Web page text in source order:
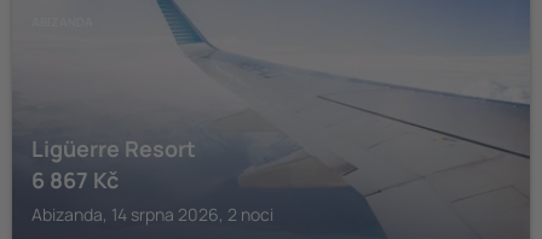
Ligüerre Resort
6 867 Kč
Abizanda, 14 srpna 2026, 2 noci